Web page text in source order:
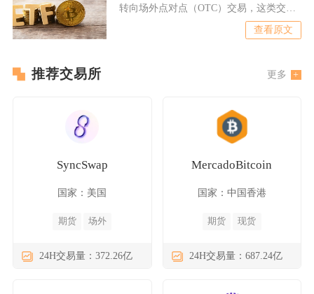
转向场外点对点（OTC）交易，这类交易
查看原文
推荐交易所 更多
SyncSwap
国家：美国
期货 场外
24H交易量：372.26亿
MercadoBitcoin
国家：中国香港
期货 现货
24H交易量：687.24亿